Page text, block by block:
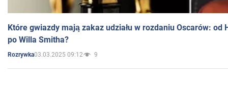
Które gwiazdy mają zakaz udziału w rozdaniu Oscarów: od
po Willa Smitha?
Rozrywka03.03.2025 09:12 9